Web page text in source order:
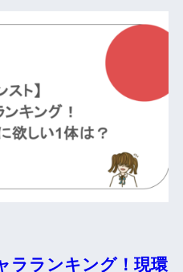
ラランキング！現環